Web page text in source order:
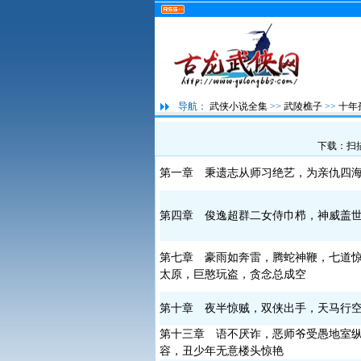
导航： 武侠小说全集 >> 武陵樵子 >> 十年
下载：扫
第一章 秉遗志从师习绝艺，为亲仇四
第四章 俊逸超群二女侍巾栉，神威盖
第七章 豪雨如奔雷，腾蛇神鞭，七道
太原，巨憨玩盗，贪念总成空
第十章 夜半惊贼，双侠出手，天马行
第十三章 语不厌诈，恶师爷受愚地室
容，丑少年无意楼头惊艳